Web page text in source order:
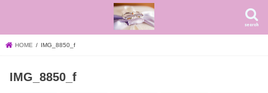
search
HOME IMG_8850_f
IMG_8850_f